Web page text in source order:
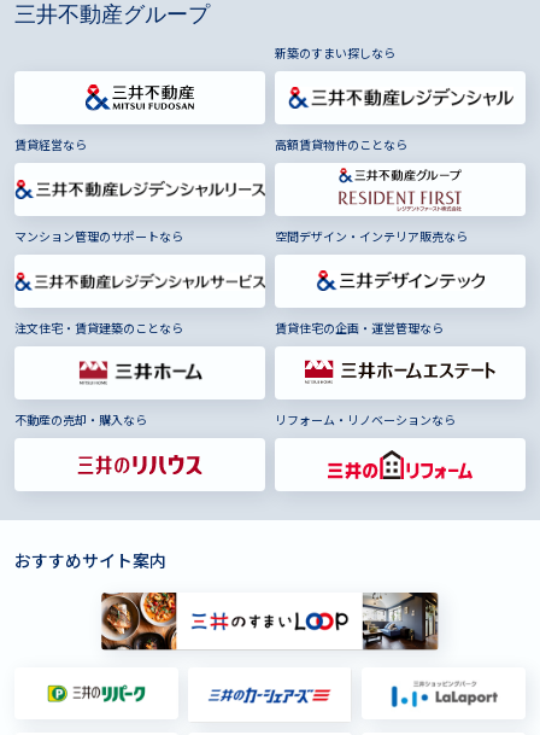
三井不動産グループ
新築のすまい探しなら
賃貸経営なら 高額賃貸物件のことなら
マンション管理のサポートなら 空間デザイン・インテリア販売なら
注文住宅・賃貸建築のことなら 賃貸住宅の企画・運営管理なら
不動産の売却・購入なら リフォーム・リノベーションなら
おすすめサイト案内